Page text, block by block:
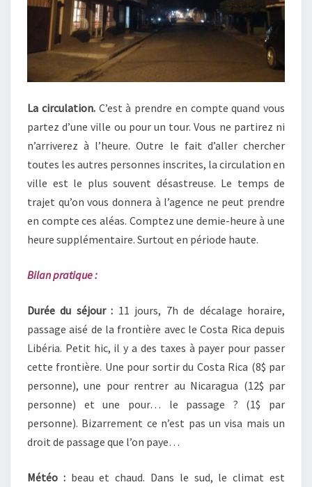
La circulation.C’est à prendre en compte quand vous
partez d’une ville ou pour un tour. Vous ne partirez ni
n’arriverez à l’heure. Outre le fait d’aller chercher
toutes les autres personnes inscrites, la circulation en
ville est le plus souvent désastreuse. Le temps de
trajet qu’on vous donnera à l’agence ne peut prendre
en compte ces aléas. Comptez une demie-heure à une
heure supplémentaire. Surtout en période haute.
Bilan pratique :
Durée du séjour : 11 jours, 7h de décalage horaire,
passage aisé de la frontière avec le Costa Rica depuis
Libéria. Petit hic, il y a des taxes à payer pour passer
cette frontière. Une pour sortir du Costa Rica (8$ par
personne), une pour rentrer au Nicaragua (12$ par
personne) et une pour… le passage ? (1$ par
personne). Bizarrement ce n’est pas un visa mais un
droit de passage que l’on paye…
Météo :beau et chaud. Dans le sud, le climat est